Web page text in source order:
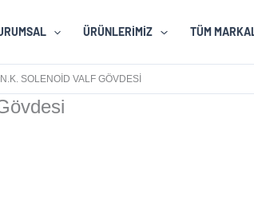
ÜRÜNLERIMIZ TÜM
SOLENOID VALF GÖVDESI